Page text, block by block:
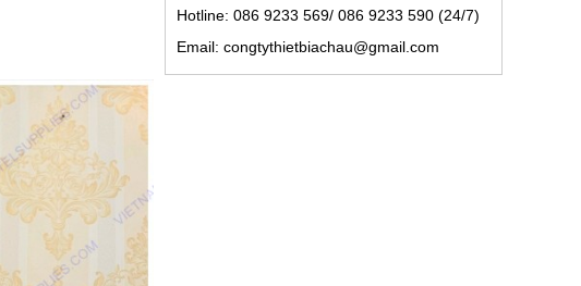
Hotline: 086 9233 569/ 086 9233 590 (24/7)
Email: congtythietbiachau@gmail.com